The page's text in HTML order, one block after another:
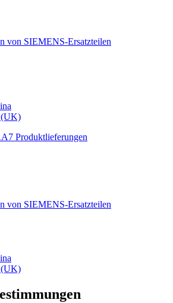
von SIEMENS-Ersatzteilen
(UK)
Produktlieferungen
von SIEMENS-Ersatzteilen
(UK)